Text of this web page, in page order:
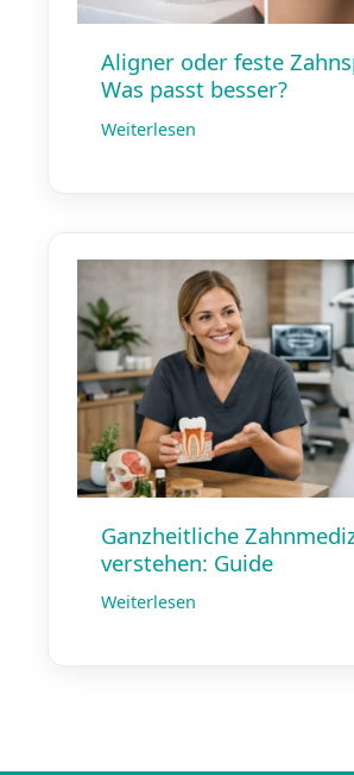
Aligner oder feste
Was passt besser?
Weiterlesen
Ganzheitliche
verstehen: Guide
Weiterlesen